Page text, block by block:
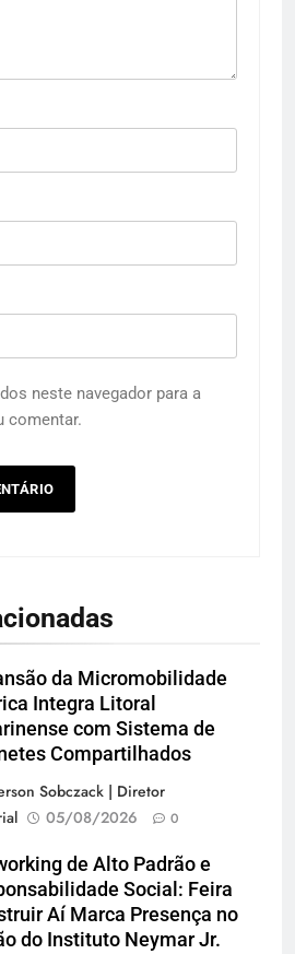
neste navegador para a
comentar.
da Micromobilidade
Integra Litoral
com Sistema de
Compartilhados
Sobczack | Diretor
05/08/2026 0
de Alto Padrão e
Social: Feira
Aí Marca Presença no
do Instituto Neymar Jr.